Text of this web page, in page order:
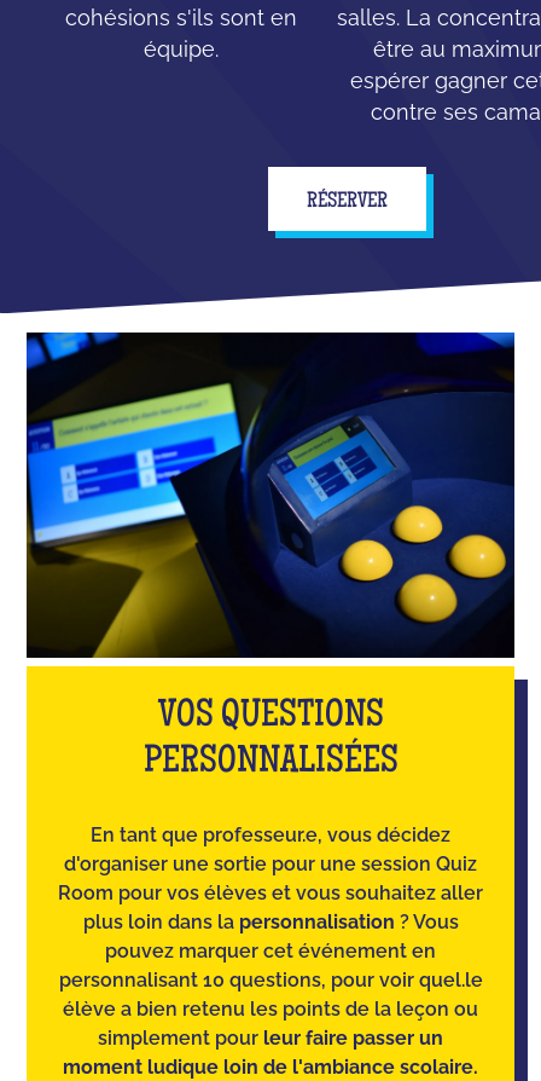
cohésions s'ils sont en
équipe.
salles. La
être au
espérer gagner
contre ses
RÉSERVER
VOS QUESTIONS
PERSONNALISÉES
En tant que professeur.e, vous décidez
d'organiser une sortie pour une session Quiz
Room pour vos élèves et vous souhaitez aller
plus loin dans la personnalisation ? Vous
pouvez marquer cet événement en
personnalisant 10 questions, pour voir quel.le
élève a bien retenu les points de la leçon ou
simplement pour leur faire passer un
moment ludique loin de l'ambiance scolaire.